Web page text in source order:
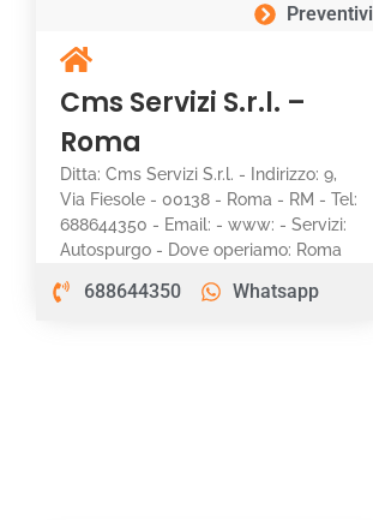
Preventivi
Cms Servizi S.r.l. –
Roma
Ditta: Cms Servizi S.r.l. - Indirizzo: 9,
Via Fiesole - 00138 - Roma - RM - Tel:
688644350 - Email: - www: - Servizi:
Autospurgo - Dove operiamo: Roma
688644350 Whatsapp